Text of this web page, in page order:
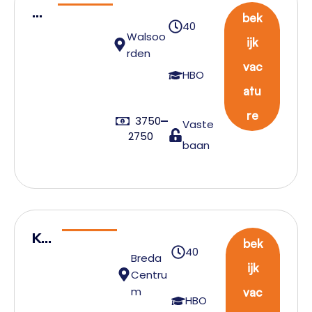
Pr
Walsoo
rden
3750
2750
40
HBO
Vaste
baan
bek
ijk
vac
atu
re
Kw
Breda
Centru
m
40
HBO
bek
ijk
vac